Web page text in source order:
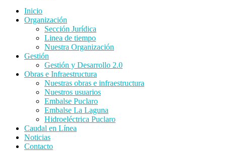
Inicio
Organización
Sección Jurídica
Linea de tiempo
Nuestra Organización
Gestión
Gestión y Desarrollo 2.0
Obras e Infraestructura
Nuestras obras e infraestructura
Nuestros usuarios
Embalse Puclaro
Embalse La Laguna
Hidroeléctrica Puclaro
Caudal en Línea
Noticias
Contacto